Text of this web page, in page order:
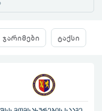
ჯარიმები ტაქსი